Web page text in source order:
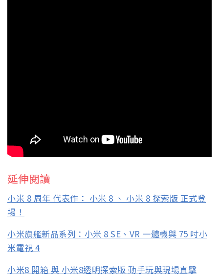
延伸閱讀
小米 8 周年 代表作： 小米 8 、 小米 8 探索版 正式登
場！
小米旗艦新品系列：小米 8 SE、VR 一體機與 75 吋小
米電視 4
小米8 開箱 與 小米8透明探索版 動手玩與現場直擊